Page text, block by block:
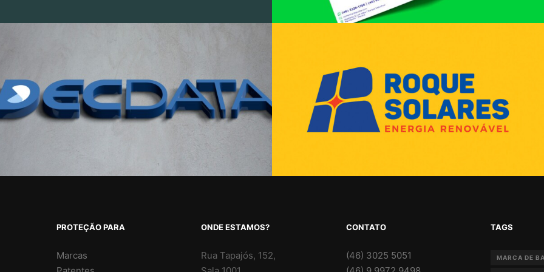
PROTEÇÃO PARA
Marcas
ONDE ESTAMOS?
Rua Tapajós, 152,
CONTATO
(46) 3025 5051
TAGS
MARCA DE